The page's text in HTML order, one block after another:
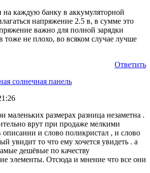
на каждую банку в аккумуляторной
напряжение 2.5 в, в сумме это
важно для полной зарядки
тоже не плохо, во всяком случае лучше
Ответить
солнечная панель
маленьких размерах разница незаметна .
врут при продаже мелкими
и слово поликристал , и слово
увидит то что ему хочется увидеть . а
дешёвые по качеству
элементы. Отсюда и мнение что все они